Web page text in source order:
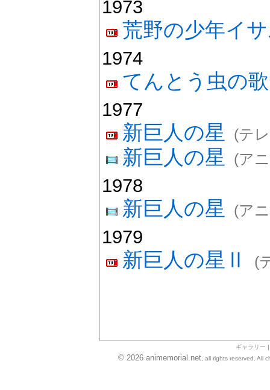
1973
荒野の少年イ
1974
てんとう虫の歌
1977
新巨人の星 (テ
新巨人の星 (ア
1978
新巨人の星 (ア
1979
新巨人の星Ⅱ (
ギャラリー
© 2026 animemorial.net, all rights reserved. All